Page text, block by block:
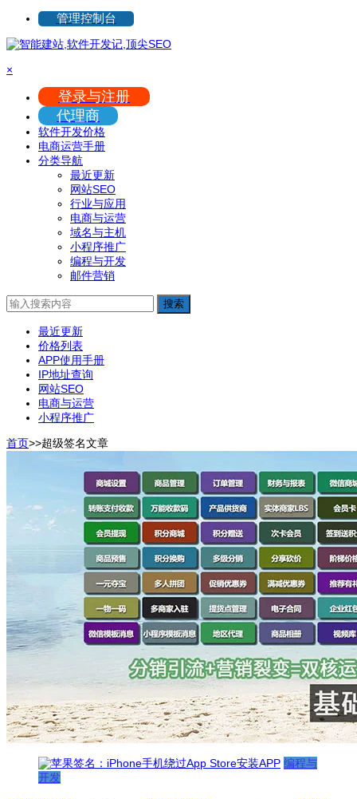
管理控制台
×
登录与注册
代理商
软件开发价格
电商运营手册
分类导航
最近更新
网站SEO
行业与应用
电商与运营
域名与主机
小程序推广
编程与开发
邮件营销
搜索
最近更新
价格列表
APP使用手册
IP地址查询
网站SEO
电商与运营
小程序推广
首页>>超级签名文章
编程与
开发